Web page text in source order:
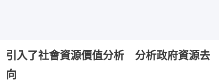
引入了社會資源價值分析 分析政府資源去
向